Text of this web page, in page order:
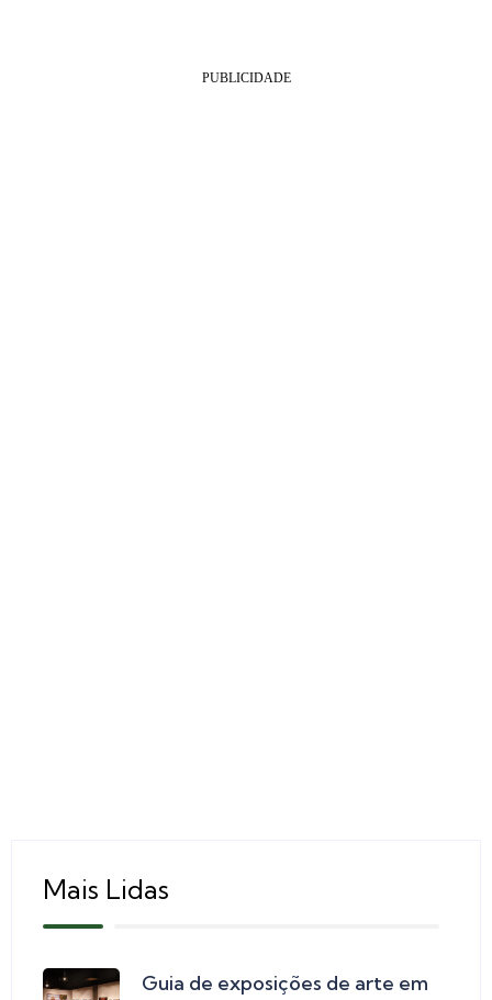
Mais Lidas
Guia de exposições de arte em